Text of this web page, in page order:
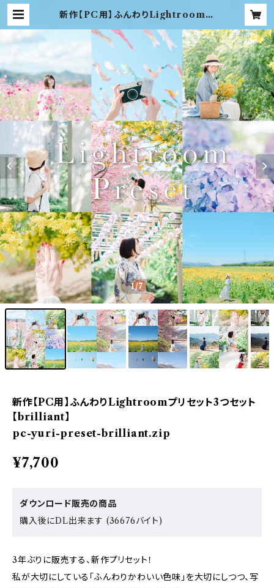
新作【PC用】ふんわりLightroomプ
ri-photograph
1/7
新作【PC用】ふんわりLightroomプリセット3つセット
【brilliant】
pc-yuri-preset-brilliant.zip
¥7,700
ダウンロード販売の商品
購入後にDL出来ます (36676バイト)
3年ぶりに販売する、新作プリセット！
私が大切にしている「ふんわりかわいい色味」を大切にしつつ、写